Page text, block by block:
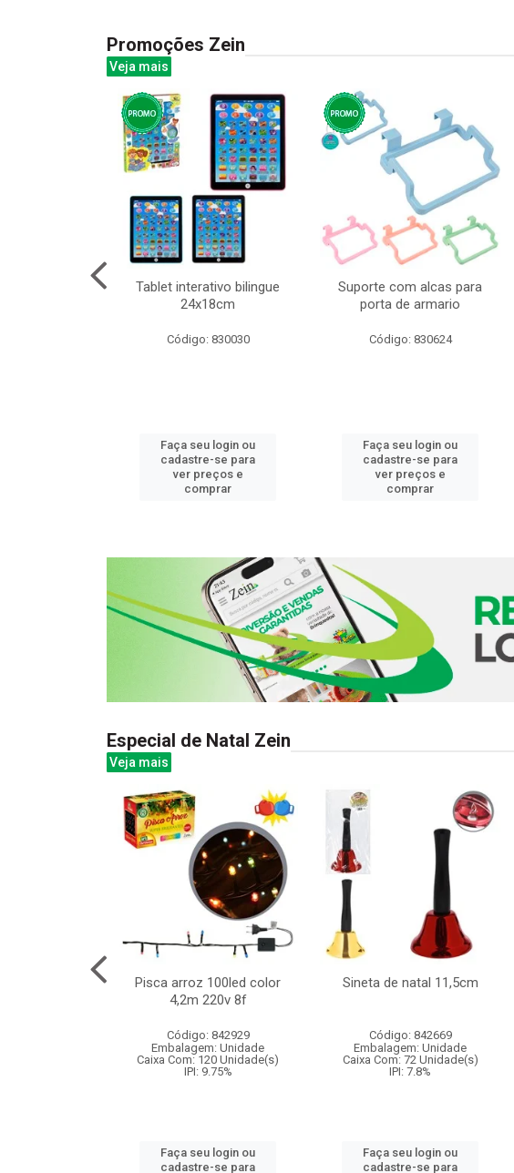
Promoções Zein
Veja mais
Tablet interativo bilingue
24x18cm
Código: 830030
Faça seu login ou
cadastre-se para
ver preços e
comprar
Suporte com alcas para
porta de armario
Código: 830624
Faça seu login ou
cadastre-se para
ver preços e
comprar
Especial de Natal Zein
Veja mais
Pisca arroz 100led color
4,2m 220v 8f
Código: 842929
Embalagem: Unidade
Caixa Com: 120 Unidade(s)
IPI: 9.75%
Faça seu login ou
cadastre-se para
Sineta de natal 11,5cm
Código: 842669
Embalagem: Unidade
Caixa Com: 72 Unidade(s)
IPI: 7.8%
Faça seu login ou
cadastre-se para